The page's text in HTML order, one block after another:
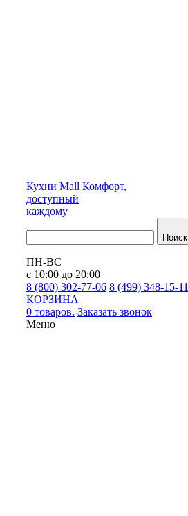
Кухни Mall Комфорт,
доступный
каждому
Поиск
ПН-ВС
с 10:00 до 20:00
8 (800) 302-77-06 8 (499) 348-15-11
КОРЗИНА
0 товаров. Заказать звонок
Меню